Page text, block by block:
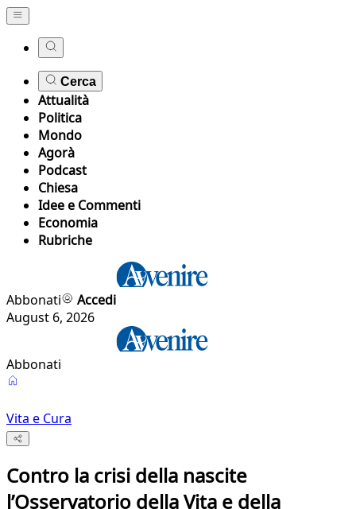
Cerca
Attualità
Politica
Mondo
Agorà
Podcast
Chiesa
Idee e Commenti
Economia
Rubriche
Abbonati
Accedi
August 6, 2026
Abbonati
Vita e Cura
Contro la crisi della nascite
l’Osservatorio della Vita e della